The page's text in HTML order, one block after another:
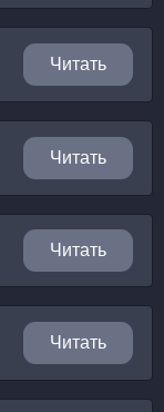
Читать
Читать
Читать
Читать